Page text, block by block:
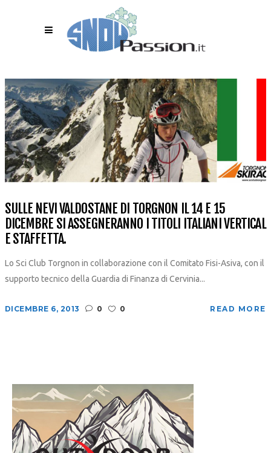
SULLE NEVI VALDOSTANE DI TORGNON IL 14 E 15
DICEMBRE SI ASSEGNERANNO I TITOLI ITALIANI VERTICAL
E STAFFETTA.
Lo Sci Club Torgnon in collaborazione con il Comitato Fisi-Asiva, con il
supporto tecnico della Guardia di Finanza di Cervinia...
DICEMBRE 6, 2013 0 0 READ MORE